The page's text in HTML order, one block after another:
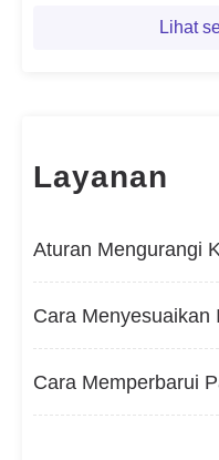
Lihat
Layanan
Aturan Mengurangi